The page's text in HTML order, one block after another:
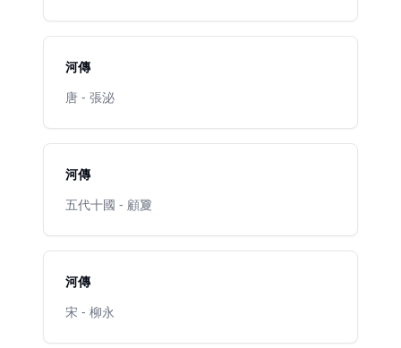
河傳
唐 - 張泌
河傳
五代十國 - 顧夐
河傳
宋 - 柳永